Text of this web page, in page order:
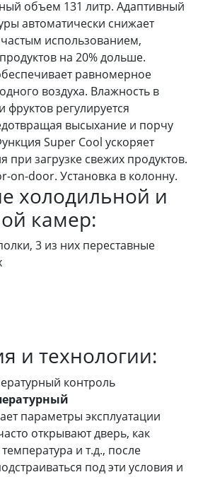
объем 131 литр. Адаптивный
автоматически снижает
использованием,
на 20% дольше.
равномерное
воздуха. Влажность в
регулируется
высыхание и порчу
Super Cool ускоряет
при загрузке свежих продуктов.
on-door. Установка в колонну.
холодильной и
камер:
3 из них переставные
и технологии:
параметры эксплуатации
открывают дверь, как
и т.д., после
под эти условия и